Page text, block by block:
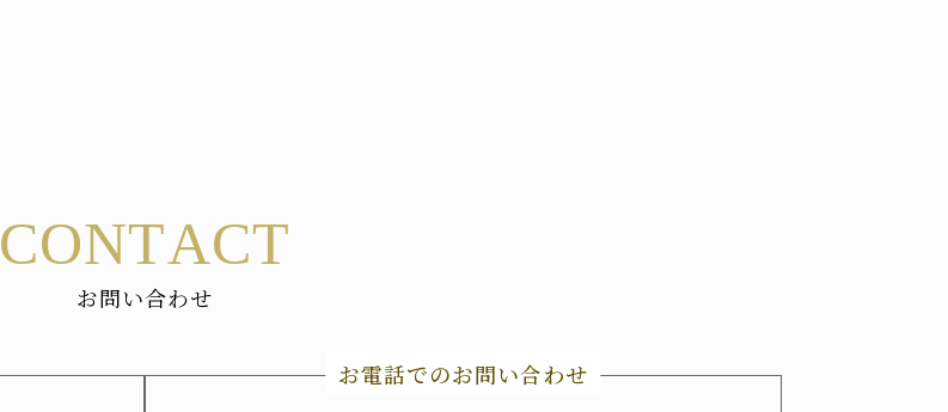
CONTACT
お問い合わせ
お電話でのお問い合わせ